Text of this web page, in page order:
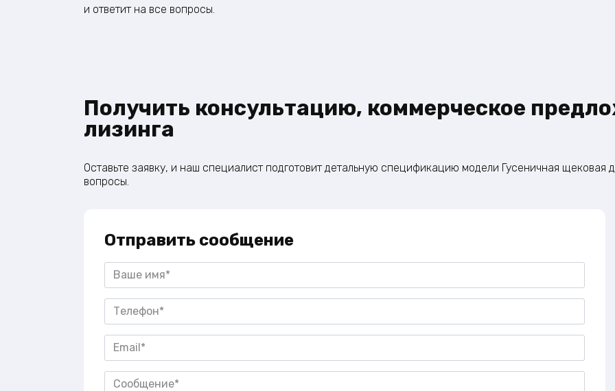
и ответит на все вопросы.
Получить консультацию, коммерческое
лизинга
Оставьте заявку, и наш специалист подготовит детальную спецификацию модели Гусеничная щековая
вопросы.
Отправить сообщение